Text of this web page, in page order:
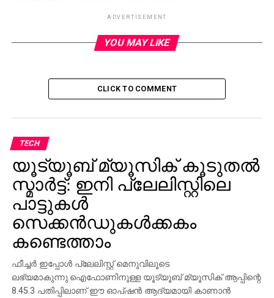
ഉറപ്പുവരുത്തണമെന്നും അദ്ദേഹം പറഞ്ഞു.
കൗണ്‍സിലില്‍ യുസി രാമന്‍ അധ്യക്ഷനായി.
സംസ്ഥാന സെക്രട്ടറി അഡ്വ.എംപി ഗോപി
മുസ്്‌ലിംലീഗ് സംസ്ഥാന വൈസ് പ്രസിഡണ്ട് കുട്ടി
അഹമ്മദ് കുട്ടി മുഖ്യപ്രഭാഷണം നടത്തി. അസീസ്
പിസി രാജന്‍ അവതരിപ്പിച്ചു. റിട്ടേണിങ് ഓഫീസര്‍
സോമന്‍ പുതിയാത്ത് തെരഞ്ഞെടുപ്പ് നിയന്ത്രിച്ചു.
സംസ്ഥാന വൈസ് പ്രസിഡണ്ടുമാരായി പി.ബാലന്‍,
അഡ്വ.ഗോപി, എംടി രാജന്‍, സി.മധു കാസര്‍കോട്
എന്നിവരെയും സെക്രട്ടറിമാരായി പികെ മുരളി, വിപി
ആണ്ടി, ബിനു മാധവന്‍, പ്രകാശന്‍ കണ്ണൂര്‍
എന്നിവരെയും തെരഞ്ഞെടുത്തു.
RELATED TOPICS: DALID LEAG
ADVERTISEMENT
YOU MAY LIKE
CLICK TO COMMENT
TECH
യൂട്യൂബ് മ്യൂസിക് കൂടുതല്‍
സ്മാര്‍ട്ട്: ഇനി പ്ലേലിസ്റ്റിലെ
പാട്ടുകള്‍
സെക്കന്‍ഡുകള്‍ക്കകം
കണ്ടെത്താം
ഫീച്ചര്‍ ഇപ്പോള്‍ പ്ലേലിസ്റ്റ് മെനുവിലൂടെ
ലഭ്യമാകുന്നു.ഐഫോണിനുള്ള യൂട്യൂബ് മ്യൂസിക് ആപ്പിന്റെ
8.45.3 പതിപ്പിലാണ് ഈ ഓപ്ഷന്‍ ആദ്യമായി കാണാന്‍